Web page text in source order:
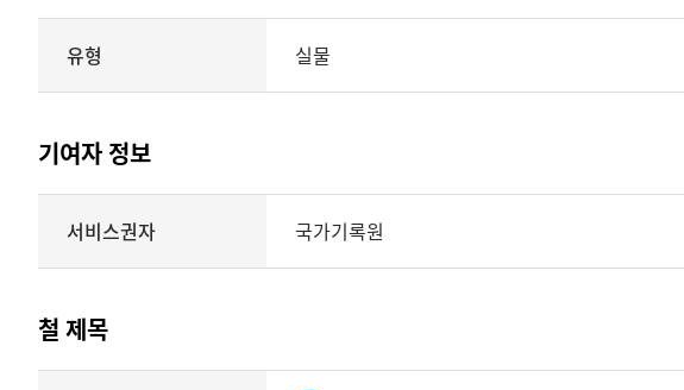
부가정보의
유형
표현형태
제공
유형 실물
기여자 정보
기여자
정보를
테이블
서비스권자 국가기록원
철 제목